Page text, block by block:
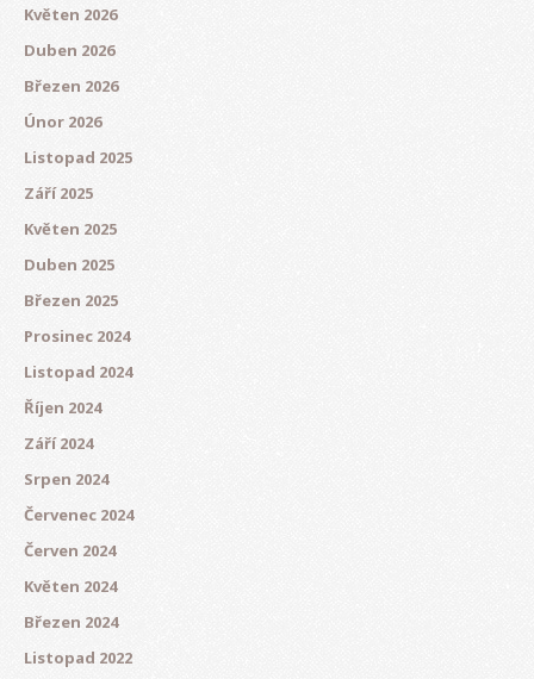
Květen 2026
Duben 2026
Březen 2026
Únor 2026
Listopad 2025
Září 2025
Květen 2025
Duben 2025
Březen 2025
Prosinec 2024
Listopad 2024
Říjen 2024
Září 2024
Srpen 2024
Červenec 2024
Červen 2024
Květen 2024
Březen 2024
Listopad 2022